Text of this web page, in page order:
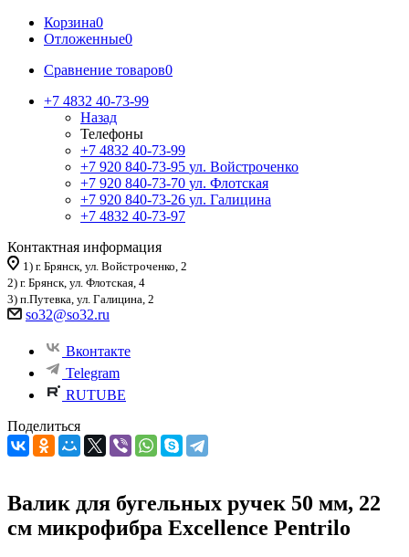
Корзина0
Отложенные0
Сравнение товаров0
+7 4832 40-73-99
Назад
Телефоны
+7 4832 40-73-99
+7 920 840-73-95 ул. Войстроченко
+7 920 840-73-70 ул. Флотская
+7 920 840-73-26 ул. Галицина
+7 4832 40-73-97
Контактная информация
1) г. Брянск, ул. Войстроченко, 2
2) г. Брянск, ул. Флотская, 4
3) п.Путевка, ул. Галицина, 2
so32@so32.ru
Вконтакте
Telegram
RUTUBE
Поделиться
Валик для бугельных ручек 50 мм, 22
см микрофибра Excellence Pentrilo